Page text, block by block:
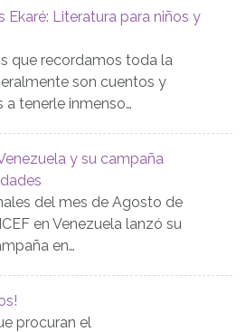
Ekaré: Literatura para niños y
que recordamos toda la
son cuentos y
a tenerle inmenso…
y su campaña
del mes de Agosto de
en Venezuela lanzó su
en…
procuran el